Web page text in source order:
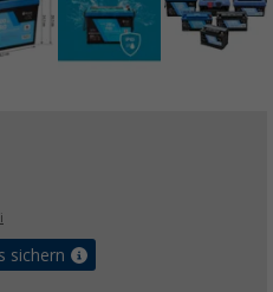
sichern